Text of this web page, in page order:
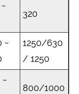
320
~
1250/630
/ 1250
800/1000